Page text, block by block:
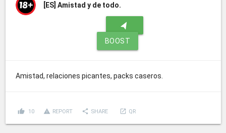
[ES] Amistad y de todo.
navigation
BOOST
Amistad, relaciones picantes, packs caseros.
thumb_up 10 report_problem REPORT share SHARE launch QR